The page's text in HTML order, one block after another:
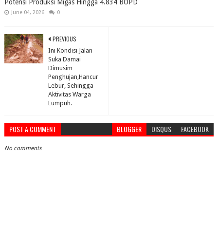
Potensi Produksi Migas Hingga 4.834 BOPD
June 04, 2026 0
PREVIOUS
Ini Kondisi Jalan
Suka Damai
Dimusim
Penghujan,Hancur
Lebur, Sehingga
Aktivitas Warga
Lumpuh.
POST A COMMENT BLOGGER DISQUS FACEBOOK
No comments